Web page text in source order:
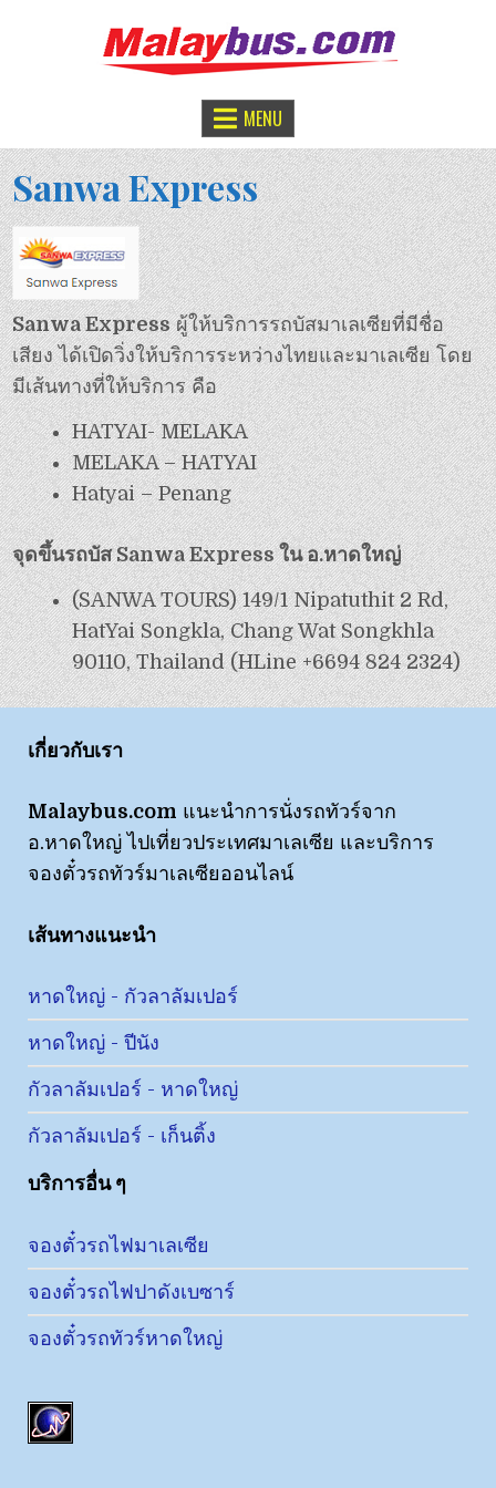
จองตั๋วรถทัวร์มาเลเซีย
MENU
Sanwa Express
Sanwa Expressผู้ให้บริการรถบัสมาเลเซียที่มีชื่อ
เสียง ได้เปิดวิ่งให้บริการระหว่างไทยและมาเลเซีย โดย
มีเส้นทางที่ให้บริการ คือ
HATYAI- MELAKA
MELAKA – HATYAI
Hatyai – Penang
จุดขึ้นรถบัส Sanwa Express ใน อ.หาดใหญ่
(SANWA TOURS) 149/1 Nipatuthit 2 Rd,
HatYai Songkla, Chang Wat Songkhla
90110, Thailand (HLine +6694 824 2324)
เกี่ยวกับเรา
Malaybus.com แนะนำการนั่งรถทัวร์จาก
อ.หาดใหญ่ ไปเที่ยวประเทศมาเลเซีย และบริการ
จองตั๋วรถทัวร์มาเลเซียออนไลน์
เส้นทางแนะนำ
หาดใหญ่ - กัวลาลัมเปอร์
หาดใหญ่ - ปีนัง
กัวลาลัมเปอร์ - หาดใหญ่
กัวลาลัมเปอร์ - เก็นติ้ง
บริการอื่น ๆ
จองตั๋วรถไฟมาเลเซีย
จองตั๋วรถไฟปาดังเบซาร์
จองตั๋วรถทัวร์หาดใหญ่